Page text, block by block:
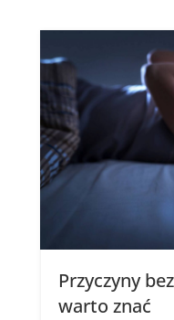
Przyczyny
warto znać